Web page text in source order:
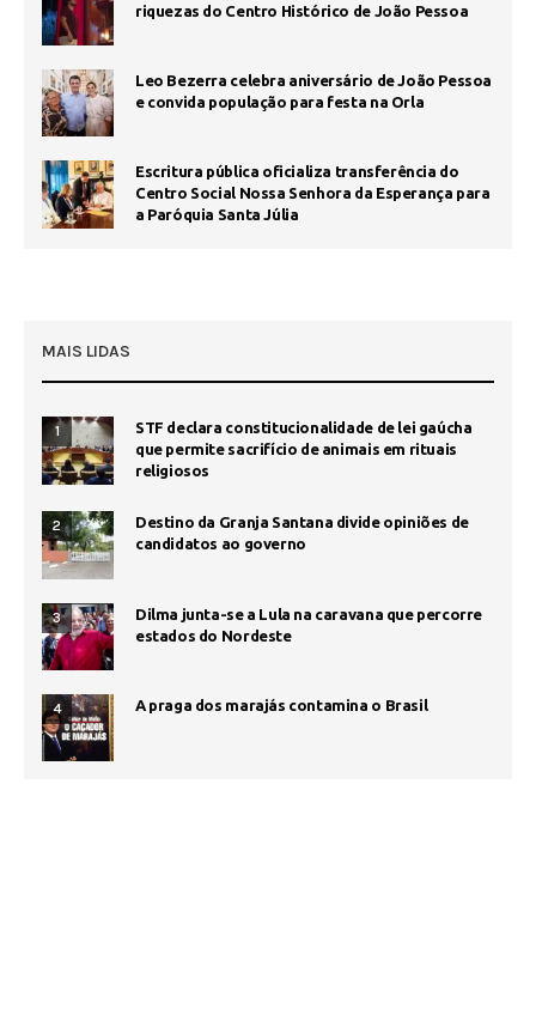
riquezas do Centro Histórico de João Pessoa
Leo Bezerra celebra aniversário de João Pessoa
e convida população para festa na Orla
Escritura pública oficializa transferência do
Centro Social Nossa Senhora da Esperança para
a Paróquia Santa Júlia
MAIS LIDAS
1
STF declara constitucionalidade de lei gaúcha
que permite sacrifício de animais em rituais
religiosos
2
Destino da Granja Santana divide opiniões de
candidatos ao governo
3
Dilma junta-se a Lula na caravana que percorre
estados do Nordeste
4 A praga dos marajás contamina o Brasil